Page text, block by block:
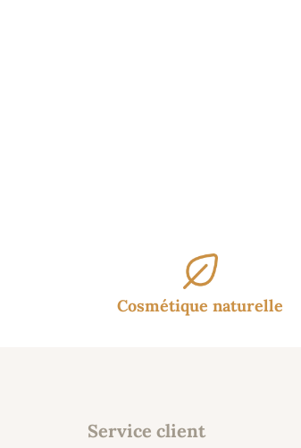
Cosmétique naturelle
Service client